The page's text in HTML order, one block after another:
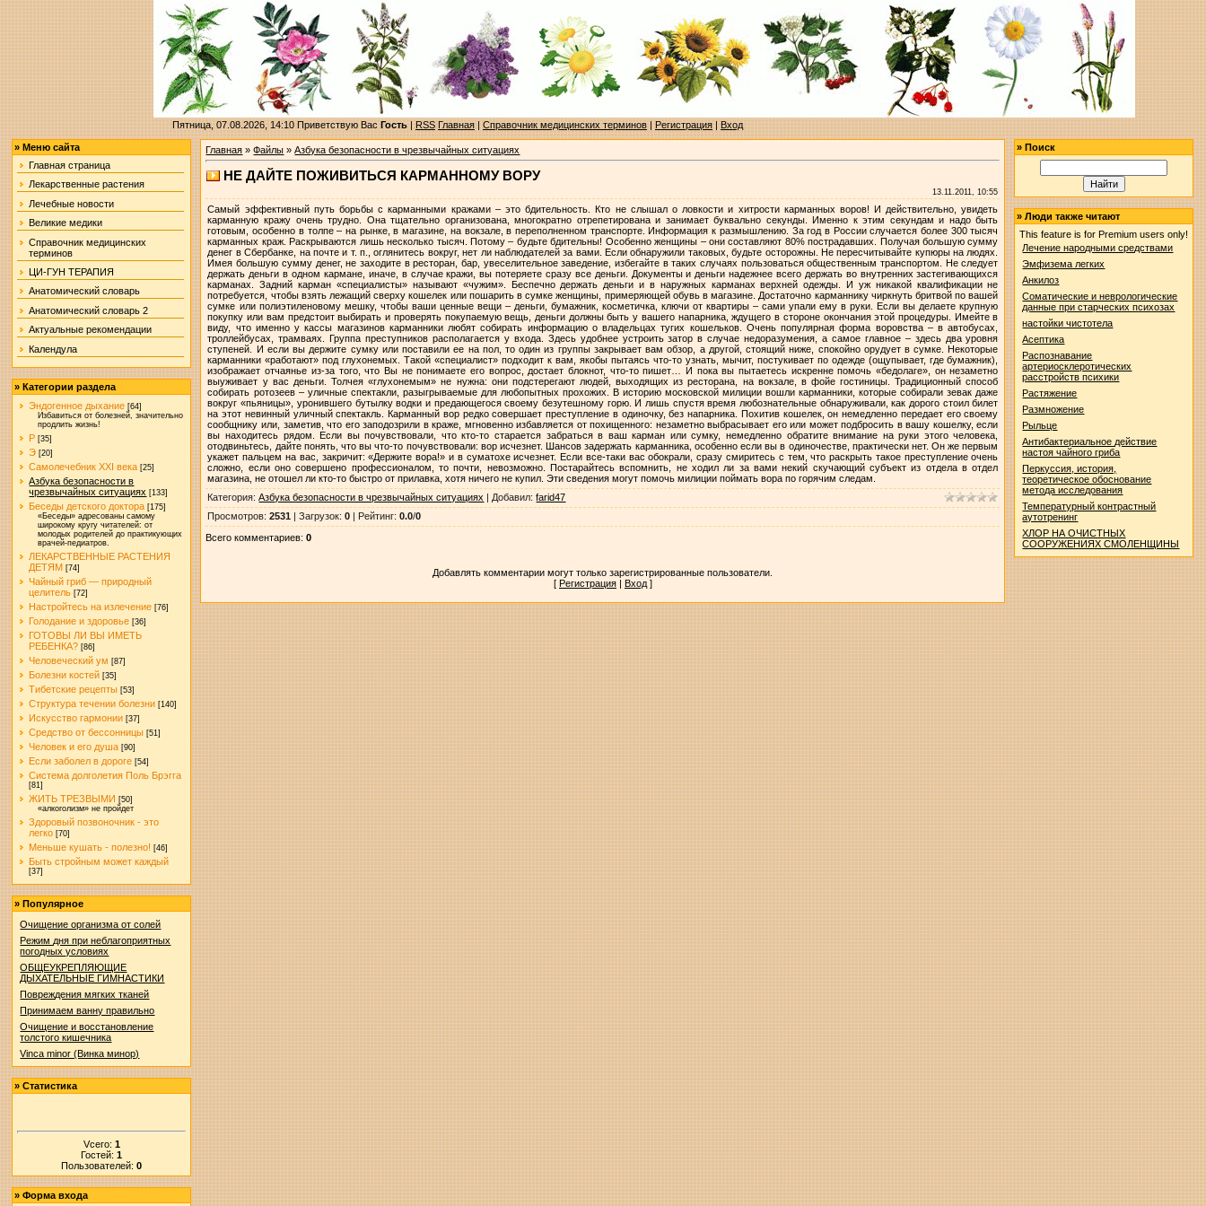
Пятница, 07.08.2026, 14:10Приветствую Вас Гость|RSS Главная|Справочник медицинских терминов|Регистрация|Вход
»Меню сайта
Главная страница
Лекарственные растения
Лечебные новости
Великие медики
Справочник медицинских
терминов
ЦИ-ГУН ТЕРАПИЯ
Анатомический словарь
Анатомический словарь 2
Актуальные рекомендации
Календула
»Категории раздела
Эндогенное дыхание [64]
Избавиться от болезней, значительно
продлить жизнь!
Р [35]
Э [20]
Самолечебник XXI века [25]
Азбука безопасности в
чрезвычайных ситуациях [133]
Беседы детского доктора [175]
«Беседы» адресованы самому
широкому кругу читателей: от
молодых родителей до практикующих
врачей-педиатров.
ЛЕКАРСТВЕННЫЕ РАСТЕНИЯ
ДЕТЯМ [74]
Чайный гриб — природный
целитель [72]
Настройтесь на излечение [76]
Голодание и здоровье [36]
ГОТОВЫ ЛИ ВЫ ИМЕТЬ
РЕБЕНКА? [86]
Человеческий ум [87]
Болезни костей [35]
Тибетские рецепты [53]
Структура течении болезни [140]
Искусство гармонии [37]
Средство от бессонницы [51]
Человек и его душа [90]
Если заболел в дороге [54]
Система долголетия Поль Брэгга
[81]
ЖИТЬ ТРЕЗВЫМИ [50]
«алкоголизм» не пройдет
Здоровый позвоночник - это
легко [70]
Меньше кушать - полезно! [46]
Быть стройным может каждый
[37]
»Популярное
Очищение организма от солей
Режим дня при неблагоприятных
погодных условиях
ОБЩЕУКРЕПЛЯЮЩИЕ
ДЫХАТЕЛЬНЫЕ ГИМНАСТИКИ
Повреждения мягких тканей
Принимаем ванну правильно
Очищение и восстановление
толстого кишечника
Vinca minor (Винка минор)
»Статистика
Vсего: 1
Гостей:1
Пользователей:0
»Форма входа
Главная »Файлы »Азбука безопасности в чрезвычайных ситуациях
НЕ ДАЙТЕ ПОЖИВИТЬСЯ КАРМАННОМУ ВОРУ
13.11.2011, 10:55
Самый эффективный путь борьбы с карманными кражами – это бдительность. Кто не слышал о ловкости и хитрости карманных воров! И действительно, увидеть
карманную кражу очень трудно. Она тщательно организована, многократно отрепетирована и занимает буквально секунды. Именно к этим секундам и надо быть
готовым, особенно в толпе – на рынке, в магазине, на вокзале, в переполненном транспорте. Информация к размышлению. За год в России случается более 300 тысяч
карманных краж. Раскрываются лишь несколько тысяч. Потому – будьте бдительны! Особенно женщины – они составляют 80% пострадавших. Получая большую сумму
денег в Сбербанке, на почте и т. п., оглянитесь вокруг, нет ли наблюдателей за вами. Если обнаружили таковых, будьте осторожны. Не пересчитывайте купюры на людях.
Имея большую сумму денег, не заходите в ресторан, бар, увеселительное заведение, избегайте в таких случаях пользоваться общественным транспортом. Не следует
держать деньги в одном кармане, иначе, в случае кражи, вы потеряете сразу все деньги. Документы и деньги надежнее всего держать во внутренних застегивающихся
карманах. Задний карман «специалисты» называют «чужим». Беспечно держать деньги и в наружных карманах верхней одежды. И уж никакой квалификации не
потребуется, чтобы взять лежащий сверху кошелек или пошарить в сумке женщины, примеряющей обувь в магазине. Достаточно карманнику чиркнуть бритвой по вашей
сумке или полиэтиленовому мешку, чтобы ваши ценные вещи – деньги, бумажник, косметичка, ключи от квартиры – сами упали ему в руки. Если вы делаете крупную
покупку или вам предстоит выбирать и проверять покупаемую вещь, деньги должны быть у вашего напарника, ждущего в стороне окончания этой процедуры. Имейте в
виду, что именно у кассы магазинов карманники любят собирать информацию о владельцах тугих кошельков. Очень популярная форма воровства – в автобусах,
троллейбусах, трамваях. Группа преступников располагается у входа. Здесь удобнее устроить затор в случае недоразумения, а самое главное – здесь два уровня
ступеней. И если вы держите сумку или поставили ее на пол, то один из группы закрывает вам обзор, а другой, стоящий ниже, спокойно орудует в сумке. Некоторые
карманники «работают» под глухонемых. Такой «специалист» подходит к вам, якобы пытаясь что-то узнать, мычит, постукивает по одежде (ощупывает, где бумажник),
изображает отчаянье из-за того, что Вы не понимаете его вопрос, достает блокнот, что-то пишет… И пока вы пытаетесь искренне помочь «бедолаге», он незаметно
выуживает у вас деньги. Толчея «глухонемым» не нужна: они подстерегают людей, выходящих из ресторана, на вокзале, в фойе гостиницы. Традиционный способ
собирать ротозеев – уличные спектакли, разыгрываемые для любопытных прохожих. В историю московской милиции вошли карманники, которые собирали зевак даже
вокруг «пьяницы», уронившего бутылку водки и предающегося своему безутешному горю. И лишь спустя время любознательные обнаруживали, как дорого стоил билет
на этот невинный уличный спектакль. Карманный вор редко совершает преступление в одиночку, без напарника. Похитив кошелек, он немедленно передает его своему
сообщнику или, заметив, что его заподозрили в краже, мгновенно избавляется от похищенного: незаметно выбрасывает его или может подбросить в вашу кошелку, если
вы находитесь рядом. Если вы почувствовали, что кто-то старается забраться в ваш карман или сумку, немедленно обратите внимание на руки этого человека,
отодвиньтесь, дайте понять, что вы что-то почувствовали: вор исчезнет. Шансов задержать карманника, особенно если вы в одиночестве, практически нет. Он же первым
укажет пальцем на вас, закричит: «Держите вора!» и в суматохе исчезнет. Если все-таки вас обокрали, сразу смиритесь с тем, что раскрыть такое преступление очень
сложно, если оно совершено профессионалом, то почти, невозможно. Постарайтесь вспомнить, не ходил ли за вами некий скучающий субъект из отдела в отдел
магазина, не отошел ли кто-то быстро от прилавка, хотя ничего не купил. Эти сведения могут помочь милиции поймать вора по горячим следам.
Категория:Азбука безопасности в чрезвычайных ситуациях | Добавил:farid47
Просмотров:2531 |Загрузок:0 | Рейтинг:0.0/0
Всего комментариев:0
Добавлять комментарии могут только зарегистрированные пользователи.
[ Регистрация| Вход]
»Поиск
»Люди также читают
This feature is for Premium users only!
Лечение народными средствами
Эмфизема легких
Анкилоз
Соматические и неврологические
данные при старческих психозах
настойки чистотела
Асептика
Распознавание
артериосклеротических
расстройств психики
Растяжение
Размножение
Рыльце
Антибактериальное действие
настоя чайного гриба
Перкуссия, история,
теоретическое обоснование
метода исследования
Температурный контрастный
аутотренинг
ХЛОР НА ОЧИСТНЫХ
СООРУЖЕНИЯХ СМОЛЕНЩИНЫ